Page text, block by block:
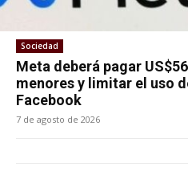
Sociedad
Meta deberá pagar
menores y limitar el uso
Facebook
7 de agosto de 2026